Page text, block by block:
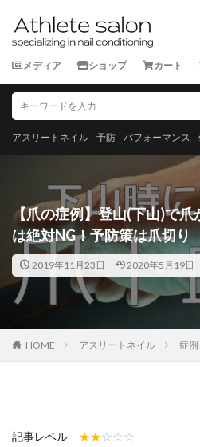
メディア ショップ カート
アスリートネイル 予防 パフォーマンス
【爪の症例】登山(下山)で
は絶対NG！予防策は爪切り
2019年11月23日 2020年5月19日
HOME アスリートネイル 症例
記事レベル ★★☆☆☆
タグ
★★★★★
ランナー
三重県 京都
千葉県
大阪府
奈良県 宮城県
山口県
山形県 山梨県
岩手県
島根県 広島県
愛知県
東京都
滋賀県
熊本県 石川県
長崎県
長野県 青森県